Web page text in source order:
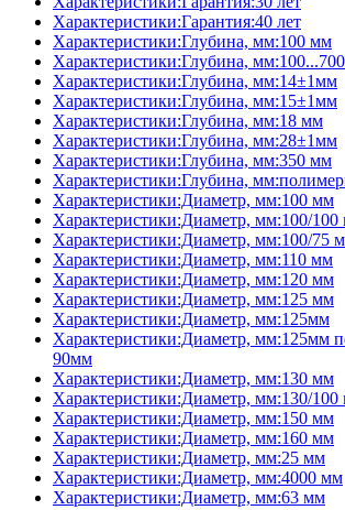
Характеристики:Гарантия:40 лет
Характеристики:Глубина, мм:100 мм
Характеристики:Глубина,
Характеристики:Глубина, мм:14±1мм
Характеристики:Глубина, мм:15±1мм
Характеристики:Глубина, мм:18 мм
Характеристики:Глубина, мм:28±1мм
Характеристики:Глубина, мм:350 мм
Характеристики:Глубина,
Характеристики:Диаметр, мм:100 мм
Характеристики:Диаметр, мм:100/
Характеристики:Диаметр, мм:100/75
Характеристики:Диаметр, мм:110 мм
Характеристики:Диаметр, мм:120 мм
Характеристики:Диаметр, мм:125 мм
Характеристики:Диаметр, мм:125мм
Характеристики:Диаметр, мм:125мм
90мм
Характеристики:Диаметр, мм:130 мм
Характеристики:Диаметр, мм:130/
Характеристики:Диаметр, мм:150 мм
Характеристики:Диаметр, мм:160 мм
Характеристики:Диаметр, мм:25 мм
Характеристики:Диаметр, мм:4000 мм
Характеристики:Диаметр, мм:63 мм